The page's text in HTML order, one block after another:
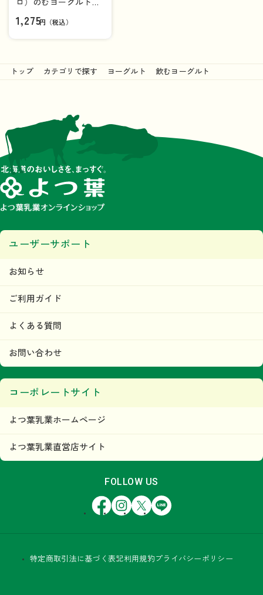
（1ケース）
1,275円（税込）
トップ カテゴリで探す ヨーグルト 飲むヨーグルト
ユーザーサポート
お知らせ
ご利用ガイド
よくある質問
お問い合わせ
コーポレートサイト
よつ葉乳業ホームページ
よつ葉乳業直営店サイト
FOLLOW US
FacebookInstagram
X LINE
特定商取引法に基づく表記利用規約 プライバシーポリシー